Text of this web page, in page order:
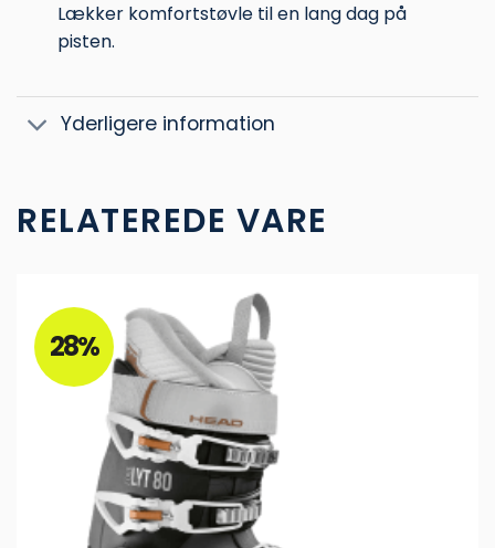
Lækker komfortstøvle til en lang dag på
pisten.
Yderligere information
RELATEREDE VARE
28%